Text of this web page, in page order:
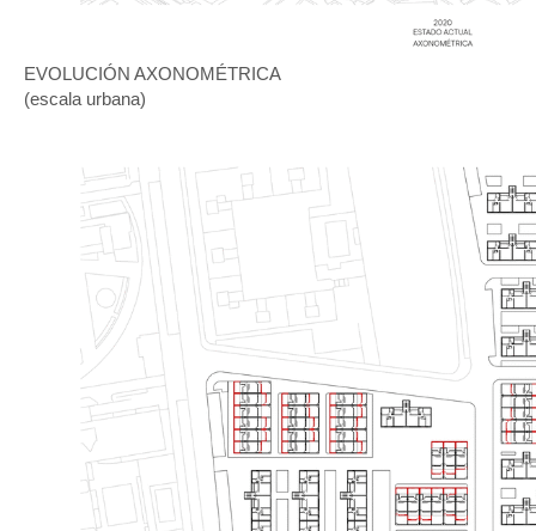
EVOLUCIÓN AXONOMÉTRICA
(escala urbana)